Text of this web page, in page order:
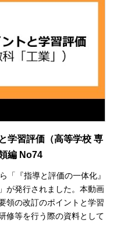
学習評価（高等学校 専
編 No74
「『指導と評価の一体化』
が発行されました。本動画
領の改訂のポイントと学習
修等を行う際の資料として